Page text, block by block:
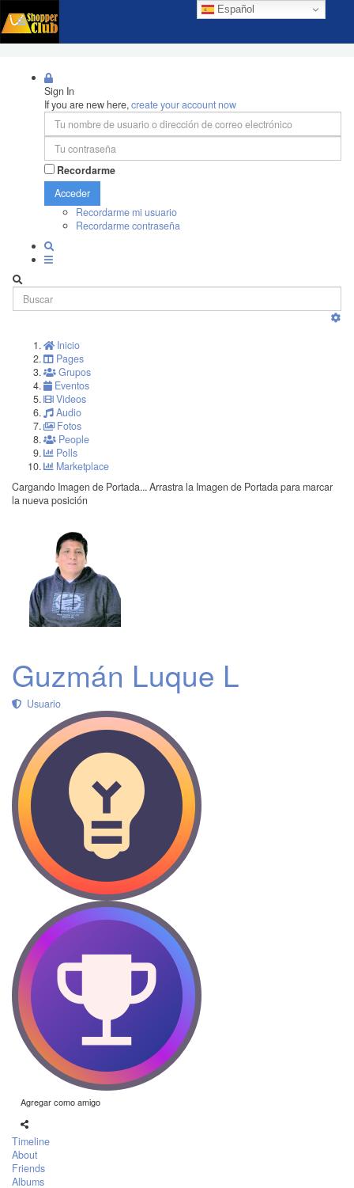
Español
Sign In
If you are new here,create your account now
Recordarme
Acceder
Recordarme mi usuario
Recordarme contraseña
Inicio
Pages
Grupos
Eventos
Videos
Audio
Fotos
People
Polls
Marketplace
Cargando Imagen de Portada... Arrastra la Imagen de Portada para marcar
la nueva posición
Guzmán Luque L
Usuario
Agregar como amigo
Timeline
About
Friends
Albums